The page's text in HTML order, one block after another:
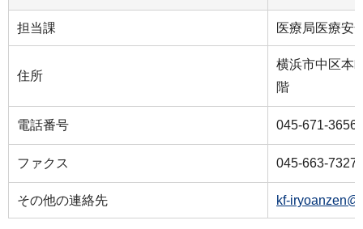
担当課 医療局医療安
住所
横浜市中区本
階
電話番号 045-671-3656
ファクス 045-663-7327
その他の連絡先 kf-